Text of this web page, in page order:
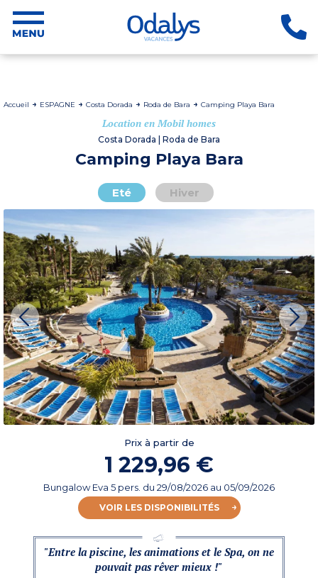
Accueil ESPAGNE Costa Dorada Roda de Bara Camping Playa Bara
Location en Mobil homes
Costa Dorada | Roda de Bara
Camping Playa Bara
Eté Hiver
Prix à partir de
1 229,96 €
Bungalow Eva 5 pers. du 29/08/2026 au 05/09/2026
VOIR LES DISPONIBILITÉS
"Entre la piscine, les animations et le Spa, on ne
pouvait pas rêver mieux !"